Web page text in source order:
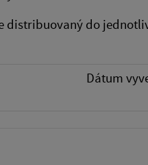
distribuovaný do
Dátum